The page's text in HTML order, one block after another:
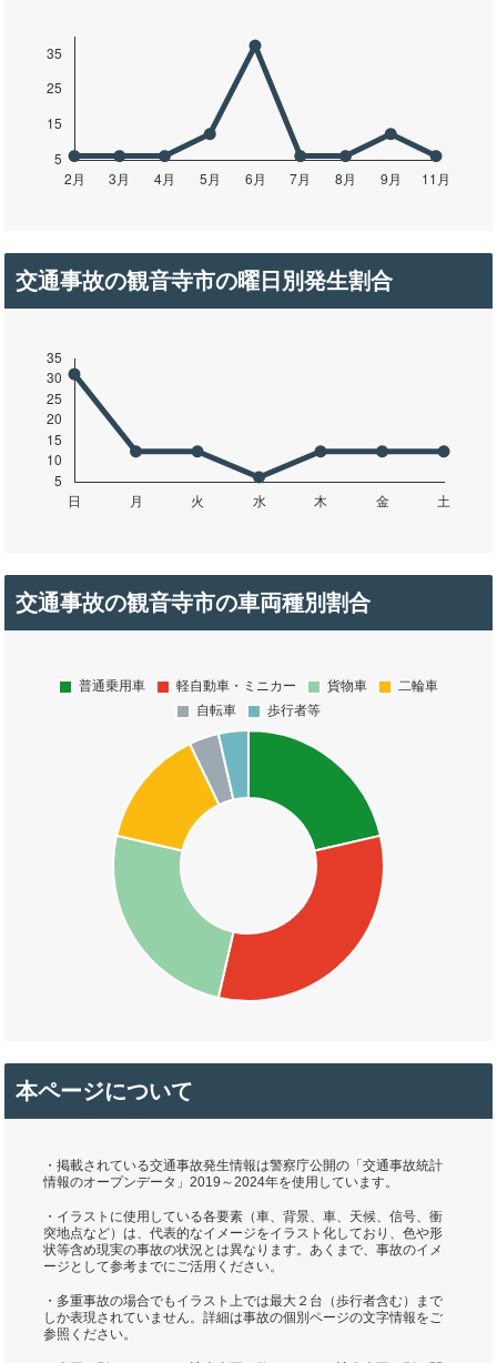
交通事故の観音寺市の曜日別発生割合
交通事故の観音寺市の車両種別割合
本ページについて
・掲載されている交通事故発生情報は警察庁公開の「交通事故統計
情報のオープンデータ」2019～2024年を使用しています。
・イラストに使用している各要素（車、背景、車、天候、信号、衝
突地点など）は、代表的なイメージをイラスト化しており、色や形
状等含め現実の事故の状況とは異なります。あくまで、事故のイメ
ージとして参考までにご活用ください。
・多重事故の場合でもイラスト上では最大２台（歩行者含む）まで
しか表現されていません。詳細は事故の個別ページの文字情報をご
参照ください。